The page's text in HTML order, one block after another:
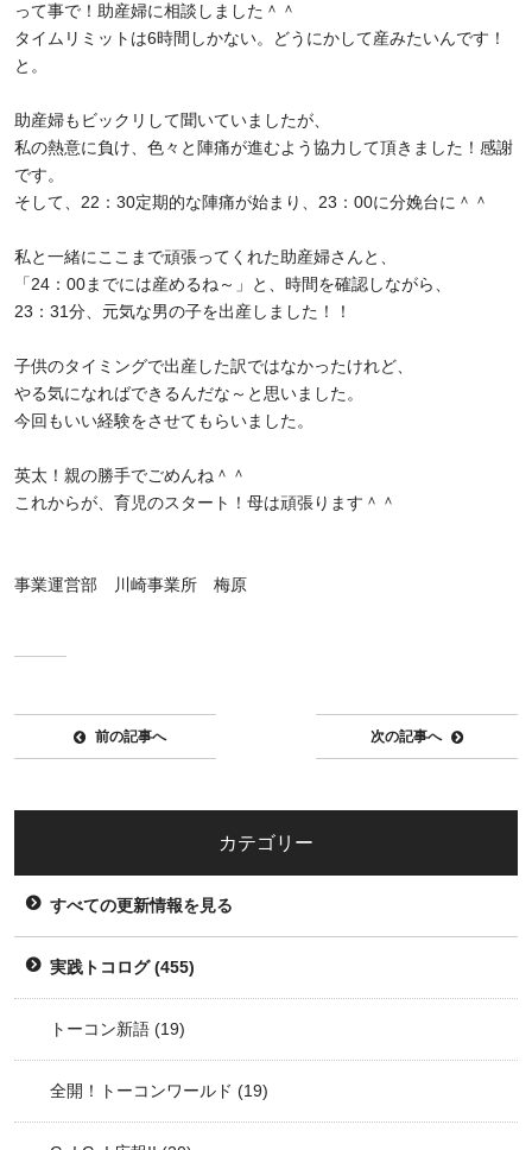
って事で！助産婦に相談しました＾＾
タイムリミットは6時間しかない。どうにかして産みたいんです！
と。
助産婦もビックリして聞いていましたが、
私の熱意に負け、色々と陣痛が進むよう協力して頂きました！感謝
です。
そして、22：30定期的な陣痛が始まり、23：00に分娩台に＾＾
私と一緒にここまで頑張ってくれた助産婦さんと、
「24：00までには産めるね～」と、時間を確認しながら、
23：31分、元気な男の子を出産しました！！
子供のタイミングで出産した訳ではなかったけれど、
やる気になればできるんだな～と思いました。
今回もいい経験をさせてもらいました。
英太！親の勝手でごめんね＾＾
これからが、育児のスタート！母は頑張ります＾＾
事業運営部 川崎事業所 梅原
前の記事へ 次の記事へ
カテゴリー
すべての更新情報を見る
実践トコログ(455)
トーコン新語 (19)
全開！トーコンワールド (19)